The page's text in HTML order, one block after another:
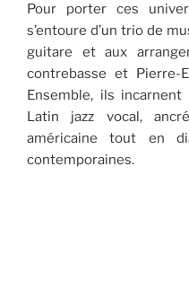
Pour porter ces
s’entoure d’un trio de
guitare et aux
contrebasse et Pierre-
Ensemble, ils
Latin jazz vocal,
américaine tout en
contemporaines.